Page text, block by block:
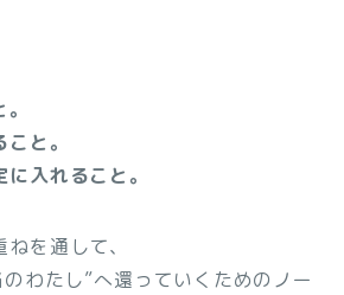
と。
入れること。
を通して、
わたし”へ還っていくためのノー